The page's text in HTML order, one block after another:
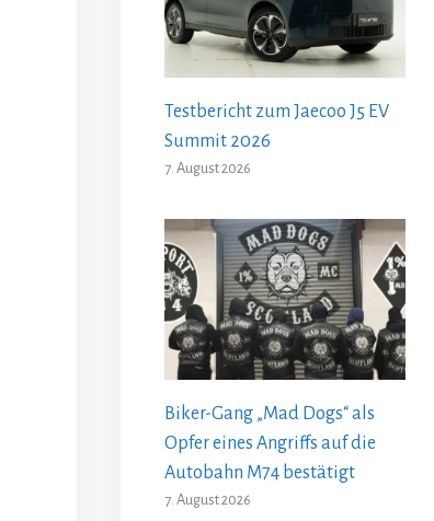
Testbericht zum Jaecoo J5 EV
Summit 2026
7. August 2026
Biker-Gang „Mad Dogs“ als
Opfer eines Angriffs auf die
Autobahn M74 bestätigt
7. August 2026